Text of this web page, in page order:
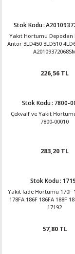
Stok Kodu:
Yakıt Hortumu Depodan
Antor 3LD450 3LD510
226,56 TL
Stok Kodu: 7800-
Çekvalf ve Yakıt
7800-00010
283,20 TL
Stok Kodu:
Yakıt İade Hortumu 170F
178FA 186F 186FA 188F
17192
57,80 TL